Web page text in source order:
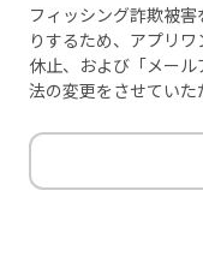
フィッシング詐欺被
りするため、アプリ
休止、および「メー
法の変更をさせていた